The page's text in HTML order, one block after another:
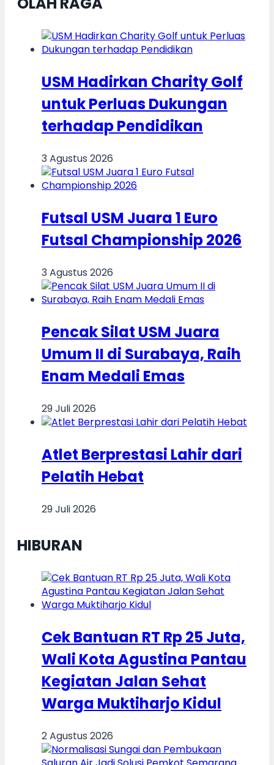
USM Hadirkan Charity Golf
untuk Perluas Dukungan
terhadap Pendidikan
3 Agustus 2026
Futsal USM Juara 1 Euro
Futsal Championship 2026
3 Agustus 2026
Pencak Silat USM Juara
Umum II di Surabaya, Raih
Enam Medali Emas
29 Juli 2026
Atlet Berprestasi Lahir dari
Pelatih Hebat
29 Juli 2026
HIBURAN
Cek Bantuan RT Rp 25 Juta,
Wali Kota Agustina Pantau
Kegiatan Jalan Sehat
Warga Muktiharjo Kidul
2 Agustus 2026